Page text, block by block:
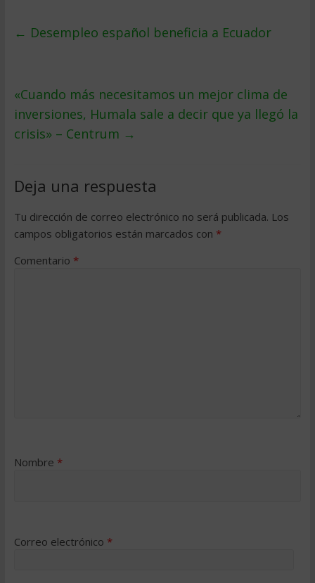
← Desempleo español beneficia a Ecuador
«Cuando más necesitamos un mejor clima de
inversiones, Humala sale a decir que ya llegó la
crisis» – Centrum →
Deja una respuesta
Tu dirección de correo electrónico no será publicada. Los
campos obligatorios están marcados con *
Comentario *
Nombre *
Correo electrónico *